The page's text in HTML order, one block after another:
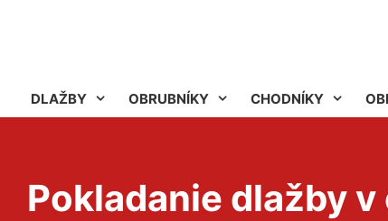
DLAŽBY OBRUBNÍKY CHODNÍKY
Pokladanie dlažby